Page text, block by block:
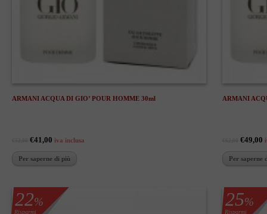
ARMANI ACQUA DI GIO’ POUR HOMME 30ml
€41,00 iva inclusa
Per saperne di più
ARMANI
€49,00
Per saperne
22%
Risparmi
25%
Risparmi